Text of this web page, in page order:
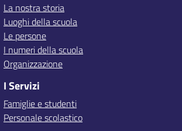
La nostra storia
Luoghi della scuola
Le persone
I numeri della scuola
Organizzazione
I Servizi
Famiglie e studenti
Personale scolastico